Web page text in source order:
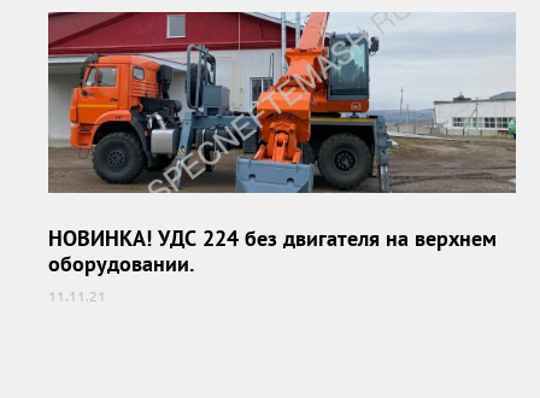
НОВИНКА! УДС 224 без двигателя на верхнем
оборудовании.
11.11.21
НОВИНКА! УДС 224 без двигателя на верхнем
оборудовании.